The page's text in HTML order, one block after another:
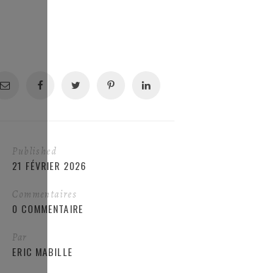
Published
21 FÉVRIER 2026
Commentaires
0 COMMENTAIRE
Par
ERIC MABILLE